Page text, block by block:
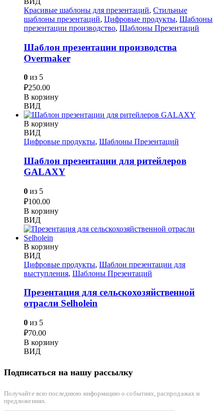
Красивые шаблоны для презентаций, Стильные
шаблоны презентаций, Цифровые продукты, Шаблоны
презентации производство, Шаблоны Презентаций
Шаблон презентации производства
Overmaker
0 из 5
₽250.00
В корзину
ВИД
В корзину
ВИД
Цифровые продукты, Шаблоны Презентаций
Шаблон презентации для ритейлеров
GALAXY
0 из 5
₽100.00
В корзину
ВИД
В корзину
ВИД
Цифровые продукты, Шаблон презентации для
выступления, Шаблоны Презентаций
Презентация для сельскохозяйственной
отрасли Selholein
0 из 5
₽70.00
В корзину
ВИД
Подписаться на нашу рассылку
Получайте всю последнюю информацию о событиях, распродажах и
предложениях.